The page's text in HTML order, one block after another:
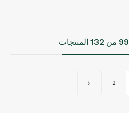
99 من 132 المنتجات
2